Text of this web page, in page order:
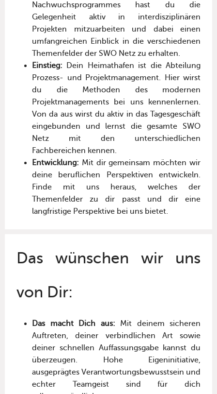
Nachwuchsprogrammes hast du die
Gelegenheit aktiv in interdisziplinären
Projekten mitzuarbeiten und dabei einen
umfangreichen Einblick in die verschiedenen
Themenfelder der SWO Netz zu erhalten.
Einstieg: Dein Heimathafen ist die Abteilung
Prozess- und Projektmanagement. Hier wirst
du die Methoden des modernen
Projektmanagements bei uns kennenlernen.
Von da aus wirst du aktiv in das Tagesgeschäft
eingebunden und lernst die gesamte SWO
Netz mit den unterschiedlichen
Fachbereichen kennen.
Entwicklung: Mit dir gemeinsam möchten wir
deine beruflichen Perspektiven entwickeln.
Finde mit uns heraus, welches der
Themenfelder zu dir passt und dir eine
langfristige Perspektive bei uns bietet.
Das wünschen wir uns
von Dir:
Das macht Dich aus: Mit deinem sicheren
Auftreten, deiner verbindlichen Art sowie
deiner schnellen Auffassungsgabe kannst du
überzeugen. Hohe Eigeninitiative,
ausgeprägtes Verantwortungsbewusstsein und
echter Teamgeist sind für dich